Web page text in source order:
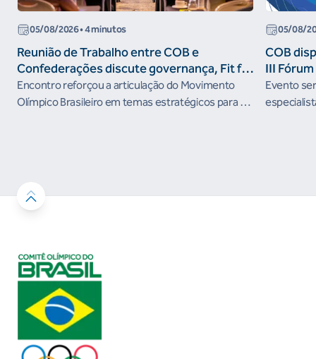
05/08/2026• 4 minutos
Reunião de Trabalho entre COB e
Confederações discute governança, Fit for
the Future e presença do Brasil em
organismos internacionais
Encontro reforçou a articulação do Movimento
Olímpico Brasileiro em temas estratégicos para os
05/08/
COB
III
Evento